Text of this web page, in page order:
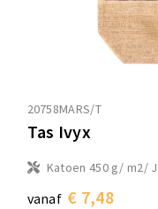
20758MARS/T
Tas Ivyx
Katoen 450 g/ m2/
vanaf € 7,48